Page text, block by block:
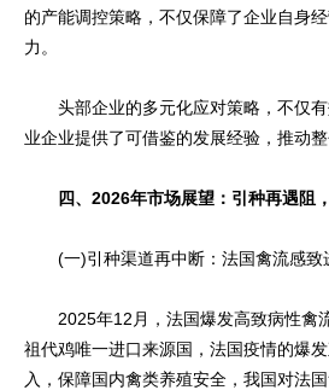
的产能调控策略，不仅保障了企业自身
力。
头部企业的多元化应对策略，不仅有
业企业提供了可借鉴的发展经验，推动
四、2026年市场展望：引种再遇阻
(一)引种渠道再中断：法国禽流感致
2025年12月，法国爆发高致病性禽流
祖代鸡唯一进口来源国，法国疫情的爆
入，保障国内禽类养殖安全，我国对法